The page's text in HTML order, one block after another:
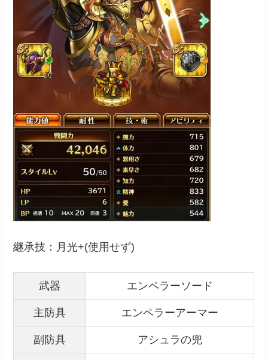
継承技：月光+(使用せず)
武器 エンペラーソード
主防具 エンペラーアーマー
副防具 アシュラの兜